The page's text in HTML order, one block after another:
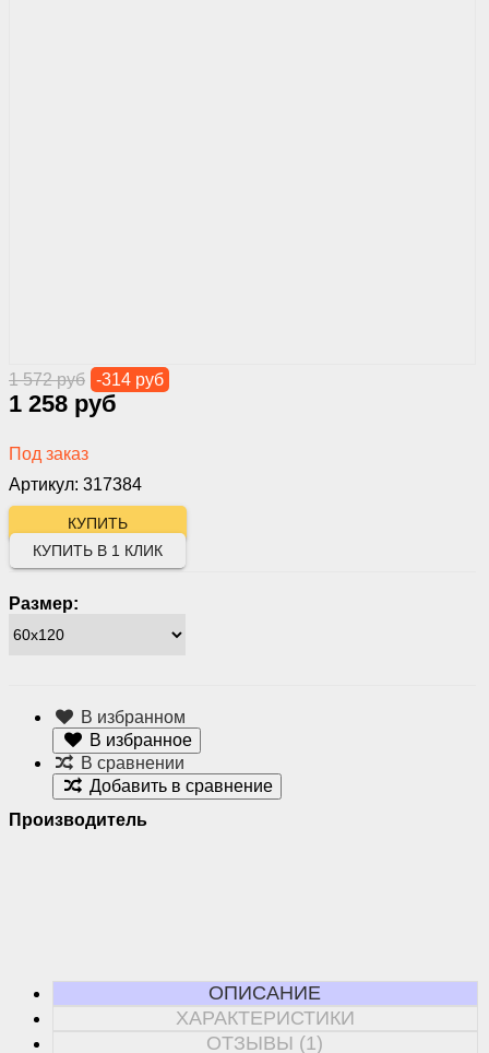
1 572 руб -314 руб
1 258 руб
Под заказ
Артикул: 317384
Размер:
КУПИТЬ В 1 КЛИК
В избранном
В избранное
В сравнении
Добавить в сравнение
Производитель
ОПИСАНИЕ
ХАРАКТЕРИСТИКИ
ОТЗЫВЫ (1)